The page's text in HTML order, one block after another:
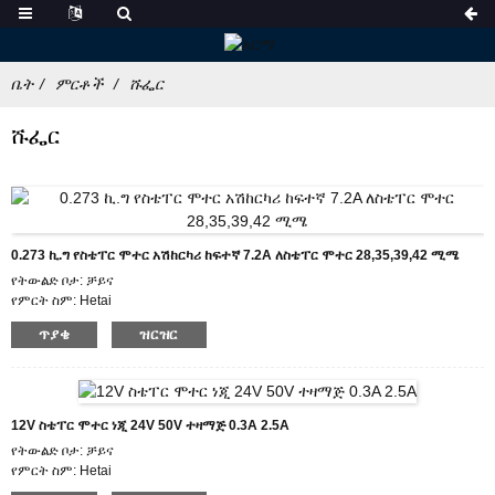
ቤት ምርቶች ሹፌር
ሹፌር
0.273 ኪ.ግ የስቴፐር ሞተር አሽከርካሪ ከፍተኛ 7.2A ለስቴፐር ሞተር 28,35,39,42 ሚሜ
የትውልድ ቦታ: ቻይና
የምርት ስም: Hetai
የእውቅና ማረጋገጫ: CE ROHS ISO
የሞዴል ቁጥር: HTD872
የማሸጊያ ዝርዝሮች: ካርቶን ከውስጥ አረፋ ሳጥን ፣ ፓሌት ጋር
የማስረከቢያ ጊዜ: 7-10 የስራ ቀናት
የክፍያ ውሎች፡ L/C፣ D/P፣ T/T፣ Western Union፣ MoneyGram
ጥያቄ ዝርዝር
12V ስቴፐር ሞተር ነጂ 24V 50V ተዛማጅ 0.3A 2.5A
የትውልድ ቦታ: ቻይና
የምርት ስም: Hetai
የእውቅና ማረጋገጫ: CE ROHS ISO